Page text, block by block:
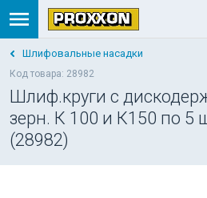
Шлифовальные насадки
Код товара: 28982
Шлиф.круги с
зерн. К 100 и К150 по 5
(28982)